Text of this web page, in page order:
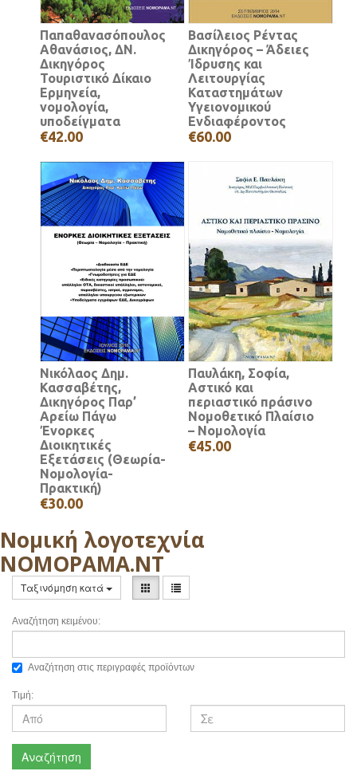
Παπαθανασόπουλος
Αθανάσιος, ΔΝ.
Δικηγόρος
Τουριστικό Δίκαιο
Ερμηνεία,
νομολογία,
υποδείγματα
€42.00
Βασίλειος Ρέντας
Δικηγόρος – Άδειες
Ίδρυσης και
Λειτουργίας
Καταστημάτων
Υγειονομικού
Ενδιαφέροντος
€60.00
Νικόλαος Δημ.
Κασσαβέτης,
Δικηγόρος Παρ’
Αρείω Πάγω
Ένορκες
Διοικητικές
Εξετάσεις (Θεωρία-
Νομολογία-
Πρακτική)
€30.00
Παυλάκη, Σοφία,
Αστικό και
περιαστικό πράσινο
Νομοθετικό Πλαίσιο
– Νομολογία
€45.00
Νομική λογοτεχνία
ΝΟΜΟΡΑΜΑ.ΝΤ
Ταξινόμηση κατά
Αναζήτηση κειμένου:
Αναζήτηση στις περιγραφές προϊόντων
Τιμή:
Αναζήτηση